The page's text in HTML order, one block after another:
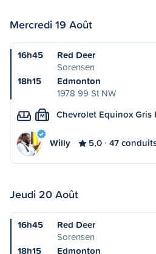
Mercredi 19 Août
16h45
Red Deer
Sorensen
18h15
Edmonton
1978 99 St NW
M Chevrolet Equinox Gris
Willy 5,0 47
Jeudi 20 Août
16h45
Red Deer
Sorensen
18h15
Edmonton